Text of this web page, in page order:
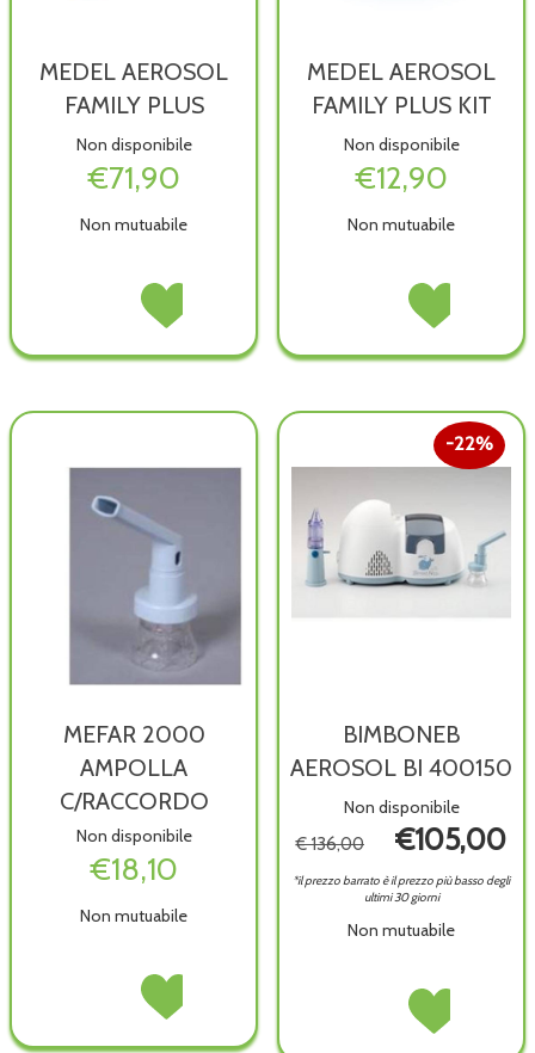
MEDEL AEROSOL
FAMILY PLUS
Non disponibile
€71,90
Non mutuabile
AEROSOL
PLUS non
disponibile
Acquista MEDEL
AEROSOL
PLUS alla
MEDEL AEROSOL
FAMILY PLUS KIT
Non disponibile
€12,90
Non mutuabile
AEROSOL
PLUS
è
Acquista MEDEL
AEROSOL
PLUS
wishlist
MEFAR 2000
AMPOLLA
C/RACCORDO
Non disponibile
€18,10
Non mutuabile
Acquista MEFAR
2000
BIMBONEB
AEROSOL BI 400150
Non disponibile
22%
€ 136,00 €105,00
*il prezzo barrato è il prezzo più basso degli
ultimi 30 giorni
Non mutuabile
BIMBONEB
AEROSOL
Acquista
AEROSOL